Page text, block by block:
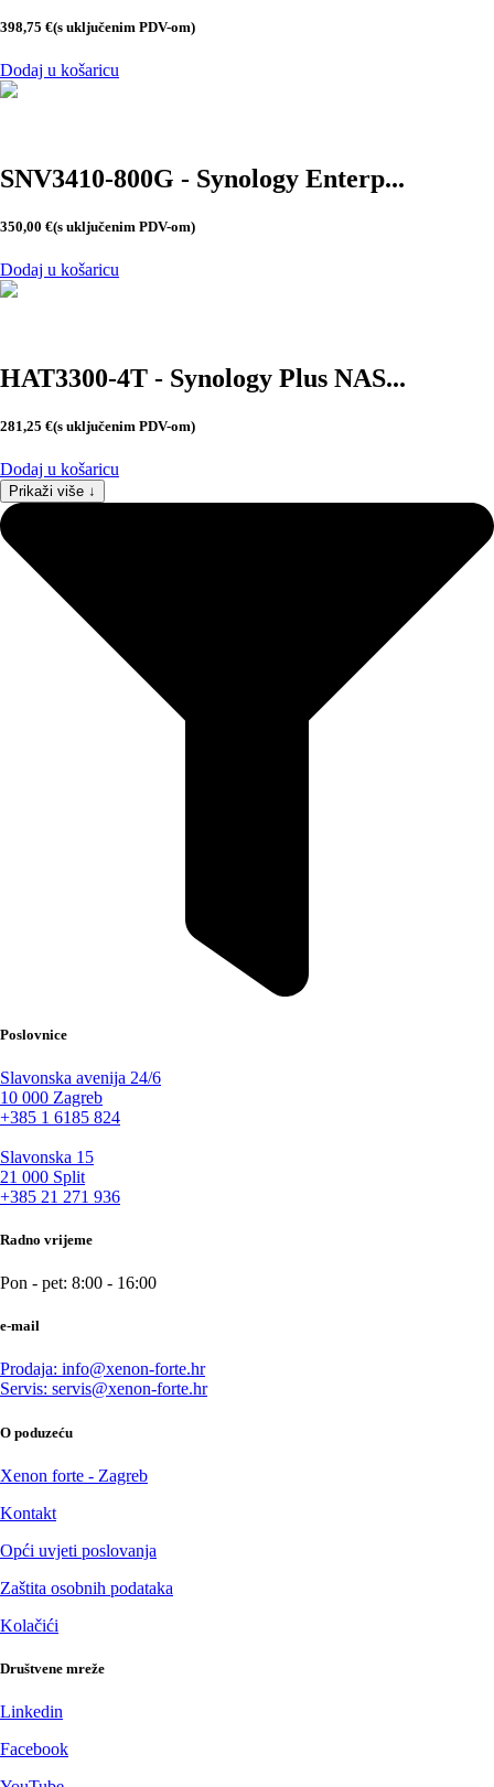
398,75 €(s uključenim PDV-om)
Dodaj u košaricu
SNV3410-800G - Synology Enterp...
350,00 €(s uključenim PDV-om)
Dodaj u košaricu
HAT3300-4T - Synology Plus NAS...
281,25 €(s uključenim PDV-om)
Dodaj u košaricu
Prikaži više ↓
Poslovnice
Slavonska avenija 24/6
10 000 Zagreb
+385 1 6185 824
Slavonska 15
21 000 Split
+385 21 271 936
Radno vrijeme
Pon - pet: 8:00 - 16:00
e-mail
Prodaja: info@xenon-forte.hr
Servis: servis@xenon-forte.hr
O poduzeću
Xenon forte - Zagreb
Kontakt
Opći uvjeti poslovanja
Zaštita osobnih podataka
Kolačići
Društvene mreže
Linkedin
Facebook